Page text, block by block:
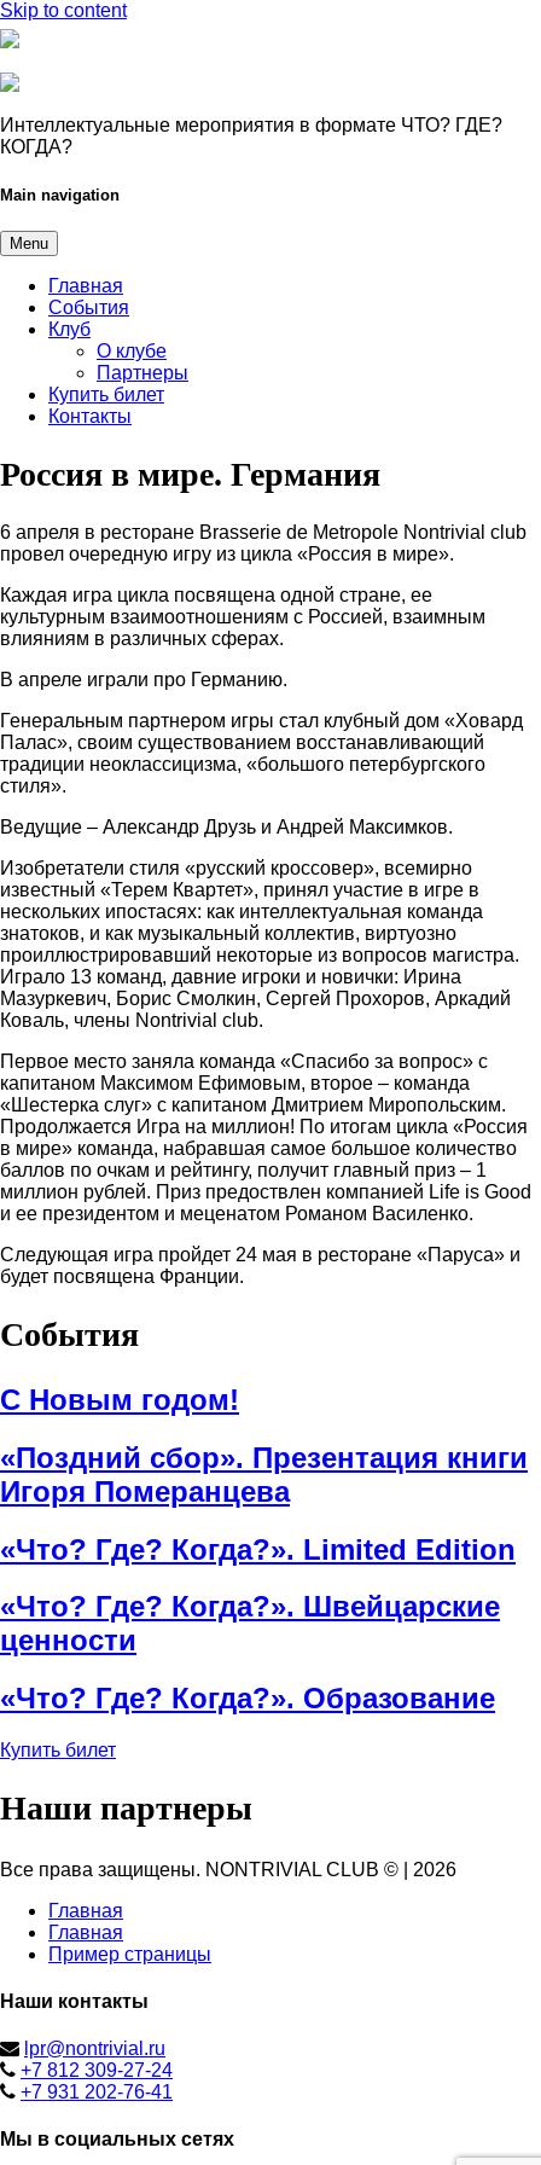
Skip to content
Интеллектуальные мероприятия в формате ЧТО? ГДЕ?
КОГДА?
Main navigation
Menu
Главная
События
Клуб
О клубе
Партнеры
Купить билет
Контакты
Россия в мире. Германия
6 апреля в ресторане Brasserie de Metropole Nontrivial club
провел очередную игру из цикла «Россия в мире».
Каждая игра цикла посвящена одной стране, ее
культурным взаимоотношениям с Россией, взаимным
влияниям в различных сферах.
В апреле играли про Германию.
Генеральным партнером игры стал клубный дом «Ховард
Палас», своим существованием восстанавливающий
традиции неоклассицизма, «большого петербургского
стиля».
Ведущие – Александр Друзь и Андрей Максимков.
Изобретатели стиля «русский кроссовер», всемирно
известный «Терем Квартет», принял участие в игре в
нескольких ипостасях: как интеллектуальная команда
знатоков, и как музыкальный коллектив, виртуозно
проиллюстрировавший некоторые из вопросов магистра.
Играло 13 команд, давние игроки и новички: Ирина
Мазуркевич, Борис Смолкин, Сергей Прохоров, Аркадий
Коваль, члены Nontrivial club.
Первое место заняла команда «Спасибо за вопрос» с
капитаном Максимом Ефимовым, второе – команда
«Шестерка слуг» с капитаном Дмитрием Миропольским.
Продолжается Игра на миллион! По итогам цикла «Россия
в мире» команда, набравшая самое большое количество
баллов по очкам и рейтингу, получит главный приз – 1
миллион рублей. Приз предоствлен компанией Life is Good
и ее президентом и меценатом Романом Василенко.
Следующая игра пройдет 24 мая в ресторане «Паруса» и
будет посвящена Франции.
События
С Новым годом!
«Поздний сбор». Презентация книги
Игоря Померанцева
«Что? Где? Когда?». Limited Edition
«Что? Где? Когда?». Швейцарские
ценности
«Что? Где? Когда?». Образование
Купить билет
Наши партнеры
Все права защищены. NONTRIVIAL CLUB ©
2026
Главная
Главная
Пример страницы
Наши контакты
lpr@nontrivial.ru
+7 812 309-27-24
+7 931 202-76-41
Мы в социальных сетях